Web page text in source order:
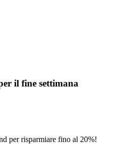
il fine settimana
per risparmiare fino al 20%!